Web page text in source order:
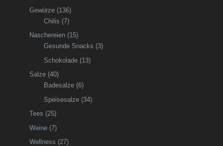
Gewürze (136)
Chilis (7)
Naschereien (15)
Gesunde Snacks (3)
Schokolade (13)
Salze (40)
Badesalze (6)
Speisesalze (34)
Tees (25)
Weine (7)
Wellness (27)